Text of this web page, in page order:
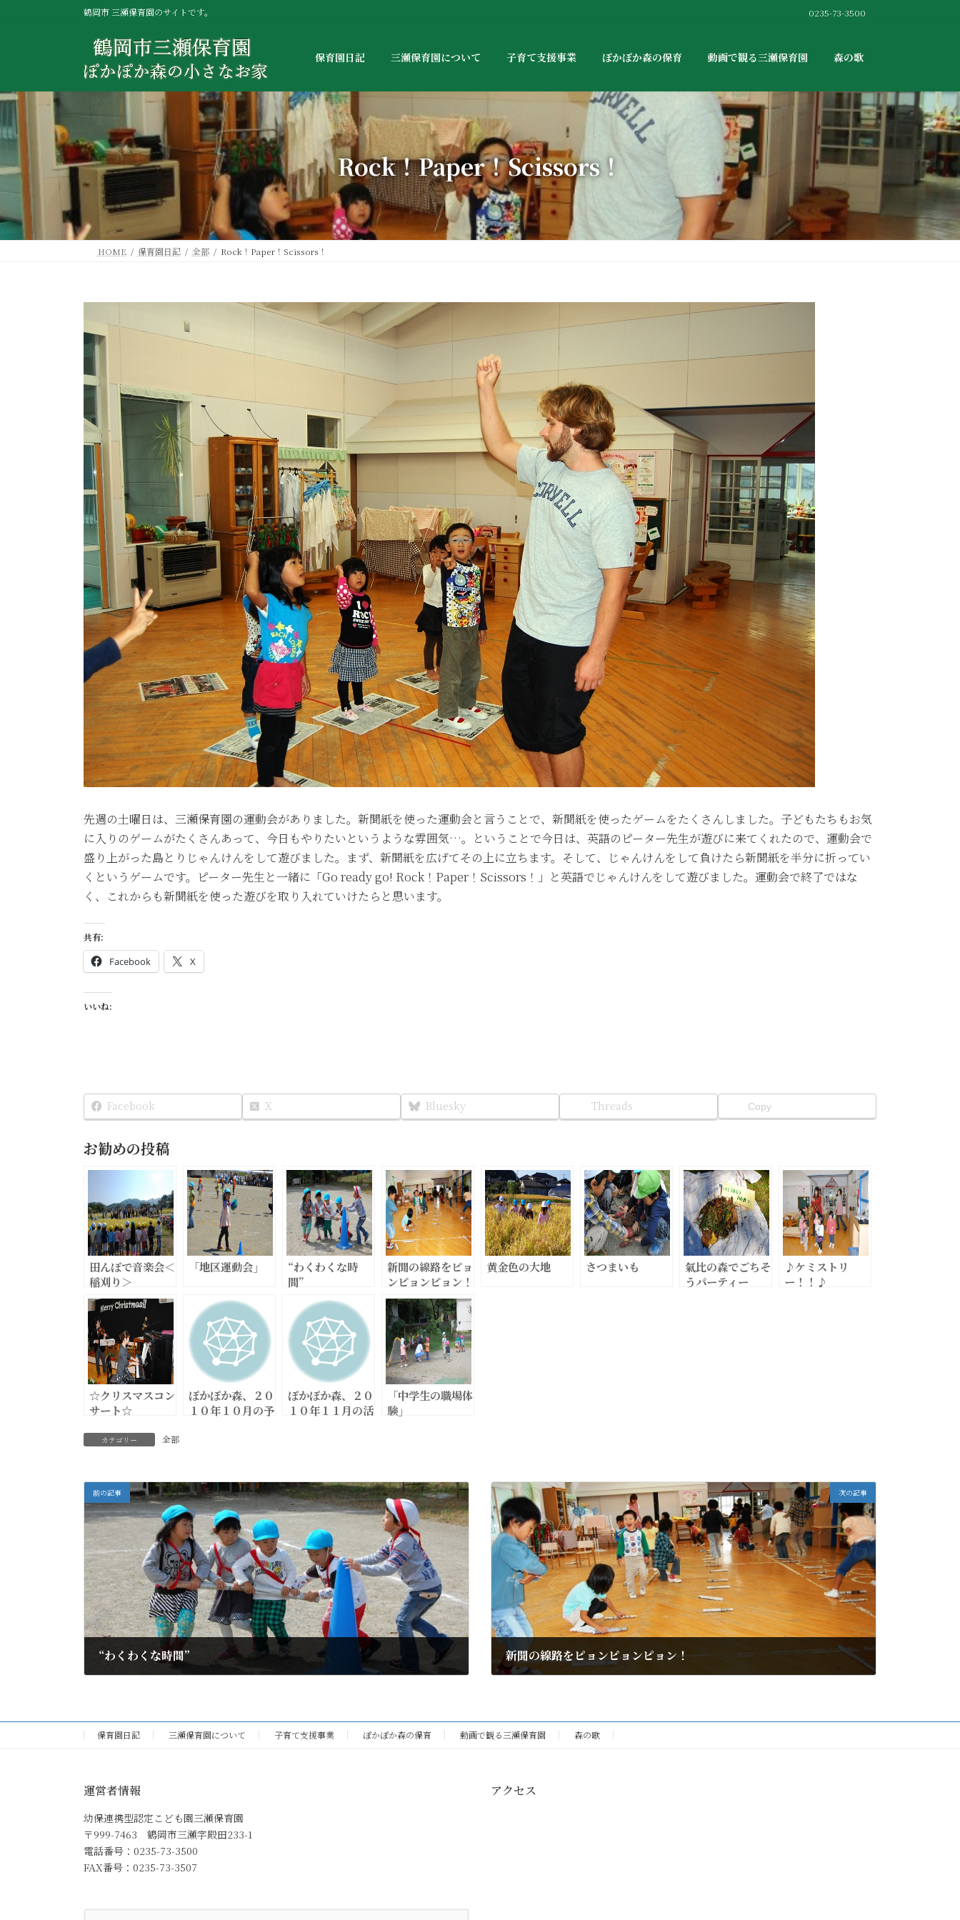
へ
ス
キ
ッ
ョ
ン
に
移
鶴岡市 三瀬保育園のサイトです。 0235-73-3500
保育園日記 三瀬保育園について 子育て支援事業 ぽかぽか森の保育 動画で観る三瀬保育園 森の歌
Rock！Paper！Scissors！
HOME 保育園日記 全部 Rock！Paper！Scissors！
先週の土曜日は、三瀬保育園の運動会がありました。新聞紙を使った運動会と言うことで、新聞紙を使ったゲームをたくさんしました。子どもたちもお気
に入りのゲームがたくさんあって、今日もやりたいというような雰囲気…。ということで今日は、英語のピーター先生が遊びに来てくれたので、運動会で
盛り上がった島とりじゃんけんをして遊びました。まず、新聞紙を広げてその上に立ちます。そして、じゃんけんをして負けたら新聞紙を半分に折ってい
くというゲームです。ピーター先生と一緒に「Go ready go! Rock！Paper！Scissors！」と英語でじゃんけんをして遊びました。運動会で終了ではな
く、これからも新聞紙を使った遊びを取り入れていけたらと思います。
共有:
Facebook X
いいね:
Facebook X Bluesky Threads Copy
お勧めの投稿
田んぼで音楽会＜
稲刈り＞
「地区運動会」
“わくわくな時
間”
新聞の線路をピョ
ンピョンピョン！
黄金色の大地 さつまいも
氣比の森でごちそ
うパーティー
♪ケミストリ
ー！！♪
☆クリスマスコン
サート☆
ぽかぽか森、２０
１０年１０月の予
ぽかぽか森、２０
１０年１１月の活
「中学生の職場体
験」
カテゴリー 全部
前の記事
“わくわくな時間”
次の記事
新聞の線路をピョンピョンピョン！
保育園日記 三瀬保育園について 子育て支援事業 ぽかぽか森の保育 動画で観る三瀬保育園 森の歌
運営者情報
幼保連携型認定こども園三瀬保育園
〒999-7463 鶴岡市三瀬字殿田233-1
電話番号：0235-73-3500
FAX番号：0235-73-3507
アクセス